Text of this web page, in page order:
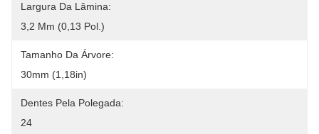
Largura Da Lâmina:
3,2 Mm (0,13 Pol.)
Tamanho Da Árvore:
30mm (1,18in)
Dentes Pela Polegada:
24